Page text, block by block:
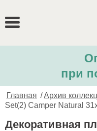
при
Главная /Архив
Set(2) Camper Natural
Декоративная